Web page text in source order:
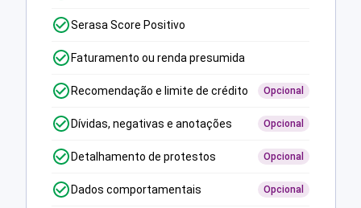
Serasa Score Positivo
Faturamento ou renda presumida
Recomendação e limite de crédito Opcional
Dívidas, negativas e anotações Opcional
Detalhamento de protestos Opcional
Dados comportamentais Opcional